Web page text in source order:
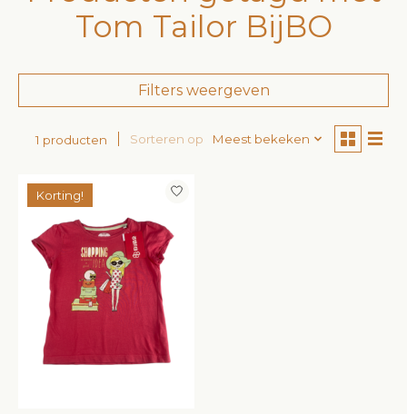
Tom Tailor BijBO
Filters weergeven
1 producten Sorteren op Meest bekeken
Korting!